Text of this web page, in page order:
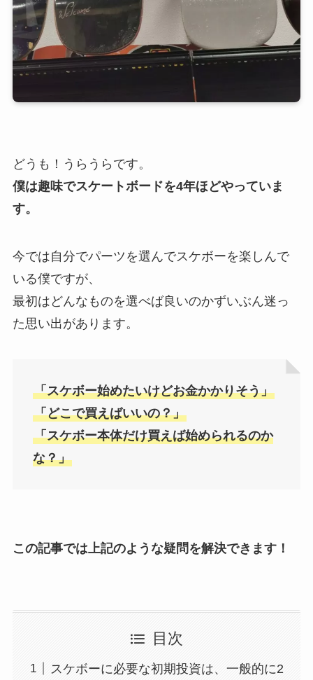
どうも！うらうらです。
僕は趣味でスケートボードを4年ほどやっていま
す。
今では自分でパーツを選んでスケボーを楽しんで
いる僕ですが、
最初はどんなものを選べば良いのかずいぶん迷っ
た思い出があります。
「スケボー始めたいけどお金かかりそう」
「どこで買えばいいの？」
「スケボー本体だけ買えば始められるのか
な？」
この記事では上記のような疑問を解決できます！
目次
スケボーに必要な初期投資は、一般的に2